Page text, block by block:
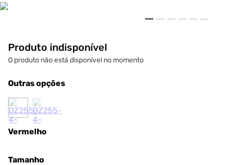
Produto indisponível
O produto não está disponível no momento
Outras opções
Vermelho
Tamanho